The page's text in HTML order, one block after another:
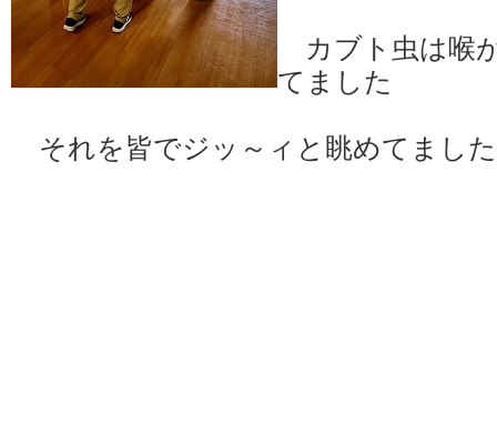
カブト虫は喉
てました
それを皆でジッ～ィと眺めてました